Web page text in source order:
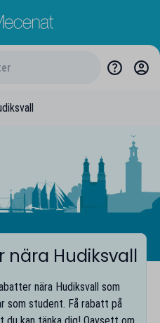
Hudiksvall
nära Hudiksvall som
som student. Få rabatt på